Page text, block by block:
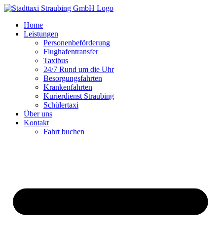
Zum
springenHome
Leistungen
Personenbeförderung
Flughafentransfer
Taxibus
24/7 Rund um die Uhr
Besorgungsfahrten
Krankenfahrten
Kurierdienst Straubing
Schülertaxi
Über uns
Kontakt
Fahrt buchen